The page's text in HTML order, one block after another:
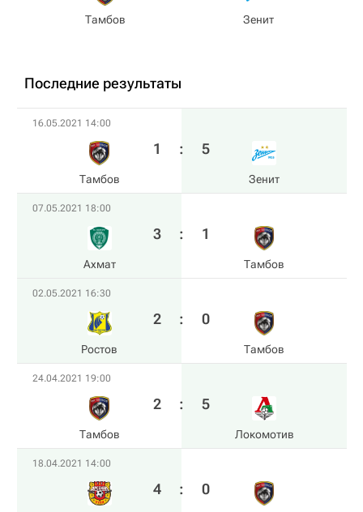
Тамбов Зенит
Последние результаты
16.05.2021 14:00
Тамбов
1 : 5
Зенит
07.05.2021 18:00
Ахмат
3 : 1
Тамбов
02.05.2021 16:30
Ростов
2 : 0
Тамбов
24.04.2021 19:00
Тамбов
2 : 5
Локомотив
18.04.2021 14:00
4 : 0